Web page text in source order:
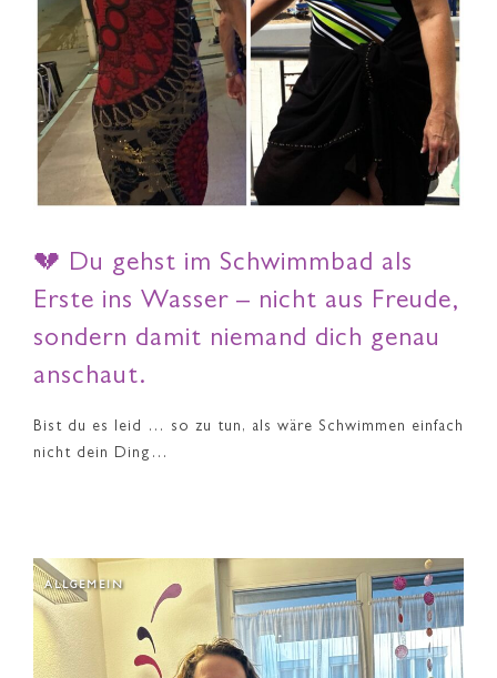
💔 Du gehst im Schwimmbad als
Erste ins Wasser – nicht aus Freude,
sondern damit niemand dich genau
anschaut.
Bist du es leid … so zu tun, als wäre Schwimmen einfach
nicht dein Ding…
ALLGEMEIN